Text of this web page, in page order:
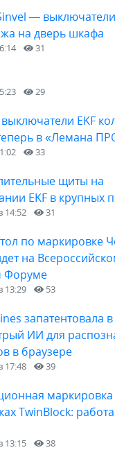
— выключатели
на дверь шкафа
31
29
EKF
в «Лемана
33
щиты на
EKF в крупных
14:52 31
по маркировке
на
Форуме
13:29 53
запатентовала
ИИ для
в браузере
17:48 39
маркировка
TwinBlock:
13:15 38